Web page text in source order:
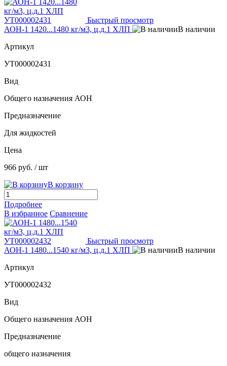
Быстрый просмотр
АОН-1 1420...1480 кг/м3, ц.д.1 ХЛП
В наличии
Артикул
УТ000002431
Вид
Общего назначения АОН
Предназначение
Для жидкостей
Цена
966 руб. / шт
В корзину
Подробнее
В избранное Сравнение
Быстрый просмотр
АОН-1 1480...1540 кг/м3, ц.д.1 ХЛП
В наличии
Артикул
УТ000002432
Вид
Общего назначения АОН
Предназначение
общего назначения